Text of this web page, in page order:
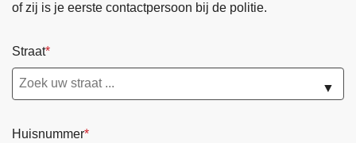
of zij is je eerste contactpersoon bij de politie.
Straat
▼
Huisnummer